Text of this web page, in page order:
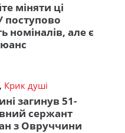
міняти ці
номіналів, але є
, Крик душі
загинув 51-
сержант
з Овруччини